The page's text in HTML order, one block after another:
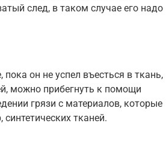
след, в таком случае его надо
он не успел въесться в ткань,
можно прибегнуть к помощи
грязи с материалов, которые
тканей.